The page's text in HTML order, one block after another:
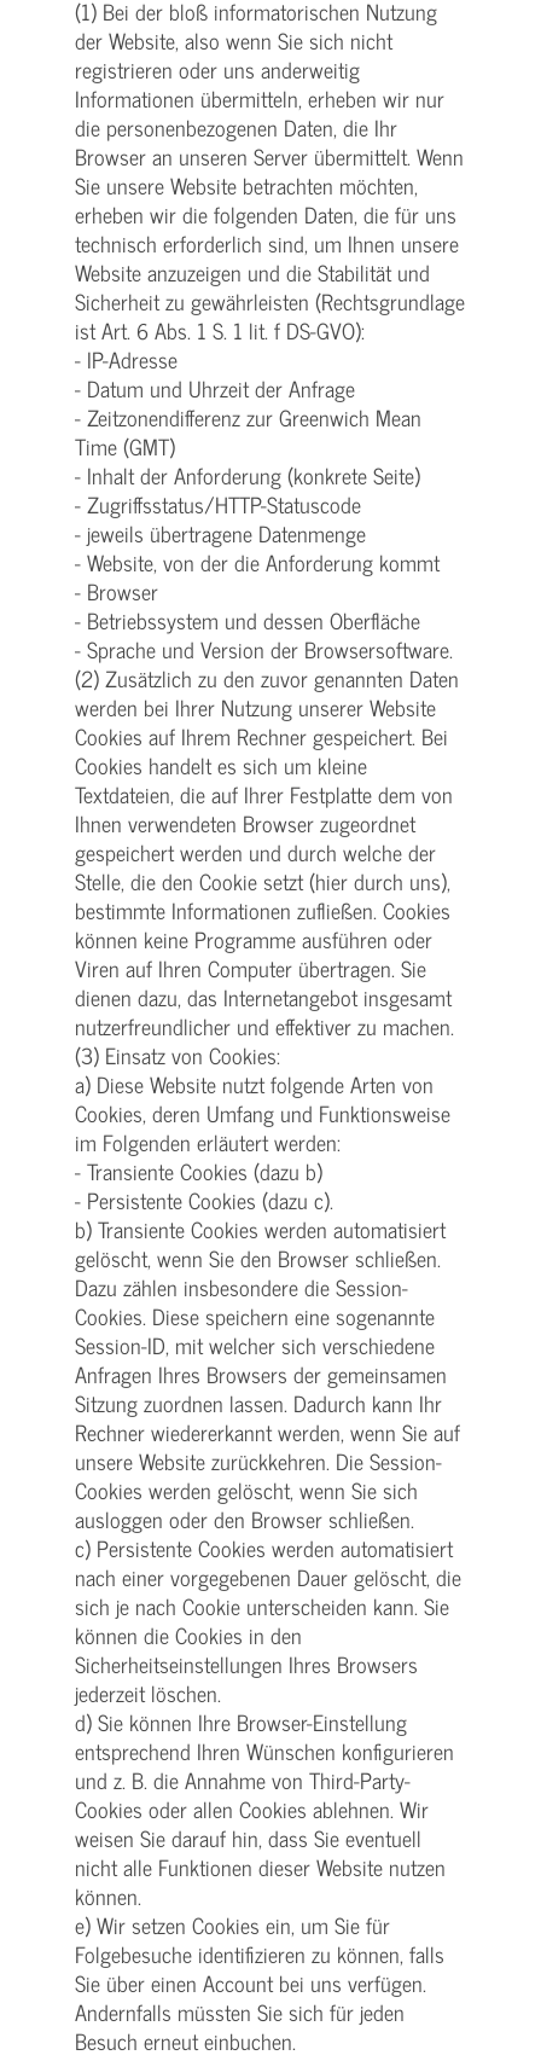
(1) Bei der bloß informatorischen Nutzung
der Website, also wenn Sie sich nicht
registrieren oder uns anderweitig
Informationen übermitteln, erheben wir nur
die personenbezogenen Daten, die Ihr
Browser an unseren Server übermittelt. Wenn
Sie unsere Website betrachten möchten,
erheben wir die folgenden Daten, die für uns
technisch erforderlich sind, um Ihnen unsere
Website anzuzeigen und die Stabilität und
Sicherheit zu gewährleisten (Rechtsgrundlage
ist Art. 6 Abs. 1 S. 1 lit. f DS-GVO):
- IP-Adresse
- Datum und Uhrzeit der Anfrage
- Zeitzonendifferenz zur Greenwich Mean
Time (GMT)
- Inhalt der Anforderung (konkrete Seite)
- Zugriffsstatus/HTTP-Statuscode
- jeweils übertragene Datenmenge
- Website, von der die Anforderung kommt
- Browser
- Betriebssystem und dessen Oberfläche
- Sprache und Version der Browsersoftware.
(2) Zusätzlich zu den zuvor genannten Daten
werden bei Ihrer Nutzung unserer Website
Cookies auf Ihrem Rechner gespeichert. Bei
Cookies handelt es sich um kleine
Textdateien, die auf Ihrer Festplatte dem von
Ihnen verwendeten Browser zugeordnet
gespeichert werden und durch welche der
Stelle, die den Cookie setzt (hier durch uns),
bestimmte Informationen zufließen. Cookies
können keine Programme ausführen oder
Viren auf Ihren Computer übertragen. Sie
dienen dazu, das Internetangebot insgesamt
nutzerfreundlicher und effektiver zu machen.
(3) Einsatz von Cookies:
a) Diese Website nutzt folgende Arten von
Cookies, deren Umfang und Funktionsweise
im Folgenden erläutert werden:
- Transiente Cookies (dazu b)
- Persistente Cookies (dazu c).
b) Transiente Cookies werden automatisiert
gelöscht, wenn Sie den Browser schließen.
Dazu zählen insbesondere die Session-
Cookies. Diese speichern eine sogenannte
Session-ID, mit welcher sich verschiedene
Anfragen Ihres Browsers der gemeinsamen
Sitzung zuordnen lassen. Dadurch kann Ihr
Rechner wiedererkannt werden, wenn Sie auf
unsere Website zurückkehren. Die Session-
Cookies werden gelöscht, wenn Sie sich
ausloggen oder den Browser schließen.
c) Persistente Cookies werden automatisiert
nach einer vorgegebenen Dauer gelöscht, die
sich je nach Cookie unterscheiden kann. Sie
können die Cookies in den
Sicherheitseinstellungen Ihres Browsers
jederzeit löschen.
d) Sie können Ihre Browser-Einstellung
entsprechend Ihren Wünschen konfigurieren
und z. B. die Annahme von Third-Party-
Cookies oder allen Cookies ablehnen. Wir
weisen Sie darauf hin, dass Sie eventuell
nicht alle Funktionen dieser Website nutzen
können.
e) Wir setzen Cookies ein, um Sie für
Folgebesuche identifizieren zu können, falls
Sie über einen Account bei uns verfügen.
Andernfalls müssten Sie sich für jeden
Besuch erneut einbuchen.